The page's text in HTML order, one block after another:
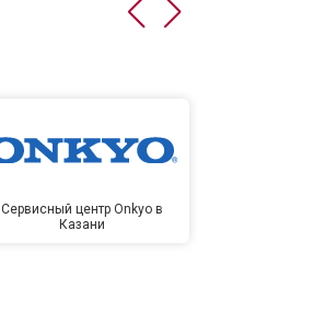
Сервисный центр Onkyo в
Казани